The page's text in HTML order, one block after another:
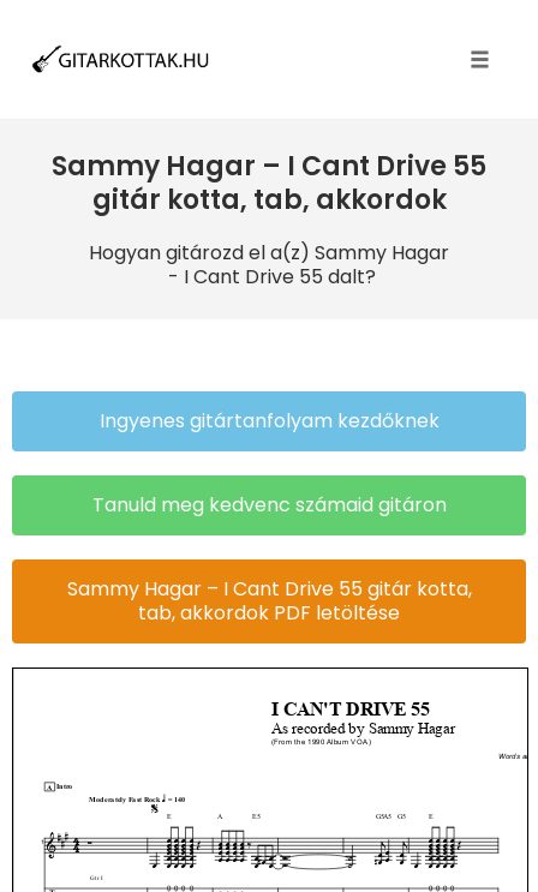
Sammy Hagar – I Cant Drive 55
gitár kotta, tab, akkordok
Hogyan gitározd el a(z) Sammy Hagar
- I Cant Drive 55 dalt?
Ingyenes gitártanfolyam kezdőknek
Tanuld meg kedvenc számaid gitáron
Sammy Hagar – I Cant Drive 55 gitár kotta,
tab, akkordok PDF letöltése